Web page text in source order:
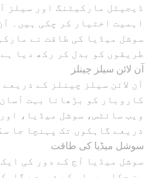
ڈیجیٹل مارکیٹنگ اور سیلز
اہمیت اختیار کر چکی ہیں۔
سوشل میڈیا کی طاقت نے
طریقوں کو بدل کر رکھ دیا
آن لائن سیلز چینلز
آن لائن سیلز چینلز کے
کاروبار کو بڑھانا بہت
ویب سائٹس، سوشل میڈیا،
ذریعے گاہکوں تک پہنچا جا
سوشل میڈیا کی طاقت
سوشل میڈیا آج کے دور کی